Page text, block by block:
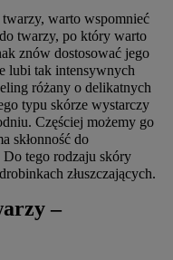
warto wspomnieć
twarzy, po który warto
znów dostosować jego
lubi tak intensywnych
różany o delikatnych
typu skórze wystarczy
Częściej możemy go
skłonność do
tego rodzaju skóry
złuszczających.
–